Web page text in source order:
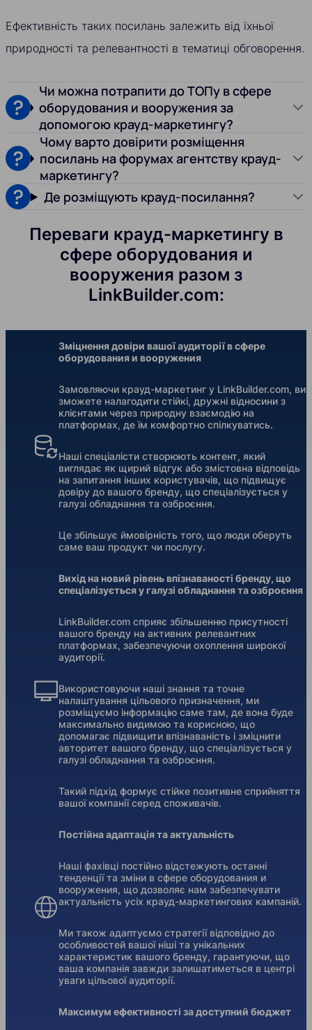
Ефективність таких посилань залежить від їхньої
природності та релевантності в тематиці обговорення.
Чи можна потрапити до ТОПу в сфере
оборудования и вооружения за
допомогою крауд-маркетингу?
Чому варто довірити розміщення
посилань на форумах агентству крауд-
маркетингу?
Де розміщують крауд-посилання?
Переваги крауд-маркетингу в
сфере оборудования и
вооружения разом з
LinkBuilder.com:
Зміцнення довіри вашої аудиторії в сфере
оборудования и вооружения
Замовляючи крауд-маркетинг у LinkBuilder.com, ви
зможете налагодити стійкі, дружні відносини з
клієнтами через природну взаємодію на
платформах, де їм комфортно спілкуватись.
Наші спеціалісти створюють контент, який
виглядає як щирий відгук або змістовна відповідь
на запитання інших користувачів, що підвищує
довіру до вашого бренду, що спеціалізується у
галузі обладнання та озброєння.
Це збільшує ймовірність того, що люди оберуть
саме ваш продукт чи послугу.
Вихід на новий рівень впізнаваності бренду, що
спеціалізується у галузі обладнання та озброєння
LinkBuilder.com сприяє збільшенню присутності
вашого бренду на активних релевантних
платформах, забезпечуючи охоплення широкої
аудиторії.
Використовуючи наші знання та точне
налаштування цільового призначення, ми
розміщуємо інформацію саме там, де вона буде
максимально видимою та корисною, що
допомагає підвищити впізнаваність і зміцнити
авторитет вашого бренду, що спеціалізується у
галузі обладнання та озброєння.
Такий підхід формує стійке позитивне сприйняття
вашої компанії серед споживачів.
Постійна адаптація та актуальність
Наші фахівці постійно відстежують останні
тенденції та зміни в сфере оборудования и
вооружения, що дозволяє нам забезпечувати
актуальність усіх крауд-маркетингових кампаній.
Ми також адаптуємо стратегії відповідно до
особливостей вашої ніші та унікальних
характеристик вашого бренду, гарантуючи, що
ваша компанія завжди залишатиметься в центрі
уваги цільової аудиторії.
Максимум ефективності за доступний бюджет